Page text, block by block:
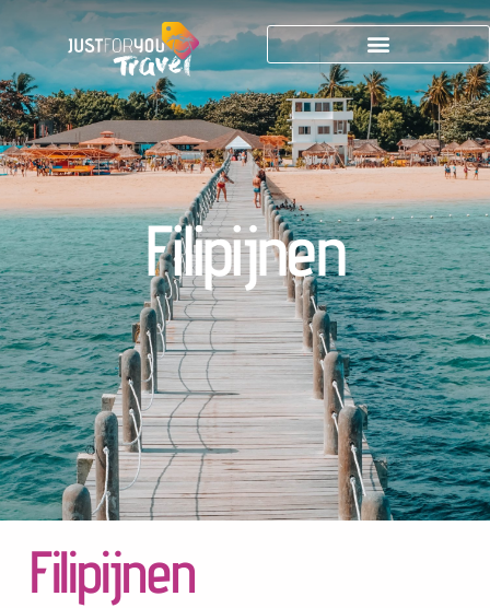
Filipijnen
Filipijnen